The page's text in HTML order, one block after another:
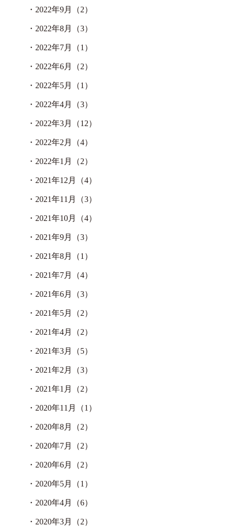
・ 2022年9月（2）
・ 2022年8月（3）
・ 2022年7月（1）
・ 2022年6月（2）
・ 2022年5月（1）
・ 2022年4月（3）
・ 2022年3月（12）
・ 2022年2月（4）
・ 2022年1月（2）
・ 2021年12月（4）
・ 2021年11月（3）
・ 2021年10月（4）
・ 2021年9月（3）
・ 2021年8月（1）
・ 2021年7月（4）
・ 2021年6月（3）
・ 2021年5月（2）
・ 2021年4月（2）
・ 2021年3月（5）
・ 2021年2月（3）
・ 2021年1月（2）
・ 2020年11月（1）
・ 2020年8月（2）
・ 2020年7月（2）
・ 2020年6月（2）
・ 2020年5月（1）
・ 2020年4月（6）
・ 2020年3月（2）